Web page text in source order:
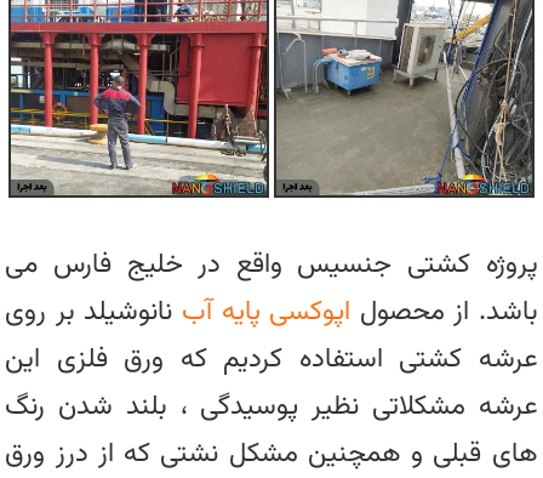
پروژه کشتی جنسیس واقع در خلیج فارس می
باشد. از محصول اپوکسی پایه آب نانوشیلد بر روی
عرشه کشتی استفاده کردیم که ورق فلزی این
عرشه مشکلاتی نظیر پوسیدگی ، بلند شدن رنگ
های قبلی و همچنین مشکل نشتی که از درز ورق